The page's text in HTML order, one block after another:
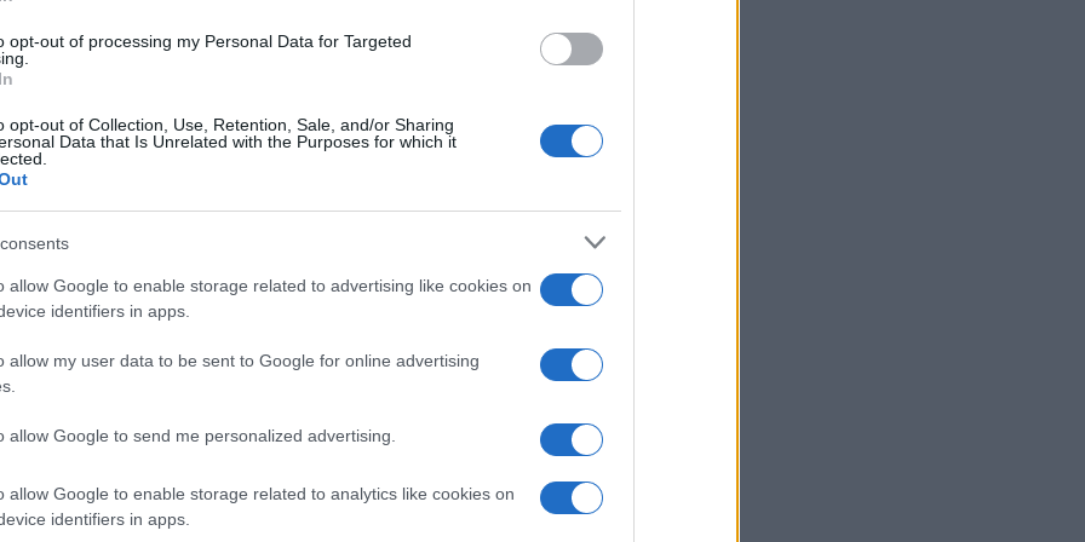
opt-out of processing my Personal Data for Targeted
opt-out of Collection, Use, Retention, Sale, and/or Sharing
Data that Is Unrelated with the Purposes for which it
allow Google to enable storage related to advertising like cookies on
identifiers in apps.
allow my user data to be sent to Google for online advertising
allow Google to send me personalized advertising.
allow Google to enable storage related to analytics like cookies on
identifiers in apps.
18 Luglio 2026, 8:30
controcorrente: quella di
non è legittima difesa
diGuglielmo Mastroianni
17 Luglio 2026, 9:30
8.2k
Red Pill episodio 87 (ore 22!)